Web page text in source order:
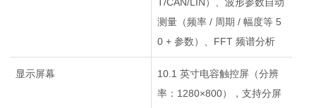
测量（频率 / 周期 / 幅度等 5
0 + 参数）、FFT 频谱分析
显示屏幕
10.1 英寸电容触控屏（分辨
率：1280×800），支持分屏